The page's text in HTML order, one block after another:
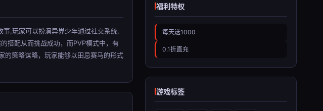
事,玩家可以扮演异界少年通过社交系统,
搭配从而挑战成功，而PVP模式中，有
策略谋略，玩家能够以田忌赛马的形式
福利特权
每天送1000
0.1折直充
游戏标签